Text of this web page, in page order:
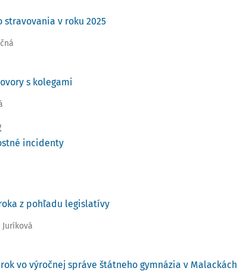
stravovania v roku 2025
s kolegami
incidenty
z pohľadu legislatívy
Juríková
vo výročnej správe štátneho gymnázia v Malackách